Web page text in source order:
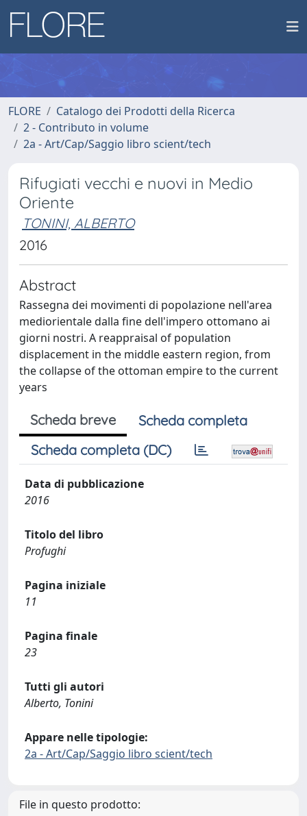
FLORE
Catalogo dei Prodotti della Ricerca
2 - Contributo in volume
2a - Art/Cap/Saggio libro scient/tech
Rifugiati vecchi e nuovi in Medio
Oriente
TONINI, ALBERTO
2016
Abstract
Rassegna dei movimenti di popolazione nell'area
mediorientale dalla fine dell'impero ottomano ai
giorni nostri. A reappraisal of population
displacement in the middle eastern region, from
the collapse of the ottoman empire to the current
years
Scheda breve
Scheda completa
Scheda completa (DC)
Data di pubblicazione
2016
Titolo del libro
Profughi
Pagina iniziale
11
Pagina finale
23
Tutti gli autori
Alberto, Tonini
Appare nelle tipologie:
2a - Art/Cap/Saggio libro scient/tech
File in questo prodotto: